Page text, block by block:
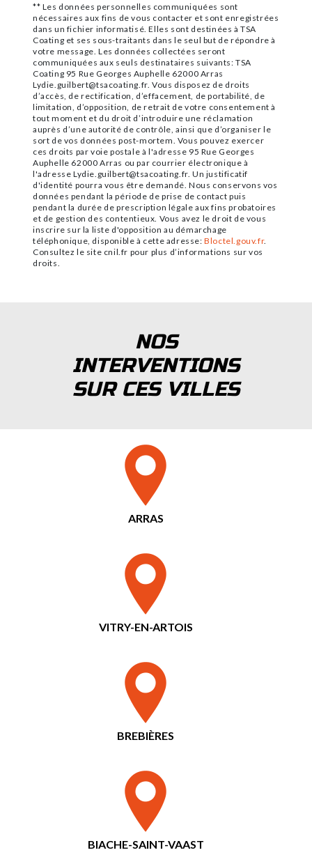
** Les données personnelles communiquées sont
nécessaires aux fins de vous contacter et sont enregistrées
dans un fichier informatisé. Elles sont destinées à TSA
Coating et ses sous-traitants dans le seul but de répondre à
votre message. Les données collectées seront
communiquées aux seuls destinataires suivants: TSA
Coating 95 Rue Georges Auphelle 62000 Arras
Lydie.guilbert@tsacoating.fr. Vous disposez de droits
d’accès, de rectification, d’effacement, de portabilité, de
limitation, d’opposition, de retrait de votre consentement à
tout moment et du droit d’introduire une réclamation
auprès d’une autorité de contrôle, ainsi que d’organiser le
sort de vos données post-mortem. Vous pouvez exercer
ces droits par voie postale à l'adresse 95 Rue Georges
Auphelle 62000 Arras ou par courrier électronique à
l'adresse Lydie.guilbert@tsacoating.fr. Un justificatif
d'identité pourra vous être demandé. Nous conservons vos
données pendant la période de prise de contact puis
pendant la durée de prescription légale aux fins probatoires
et de gestion des contentieux. Vous avez le droit de vous
inscrire sur la liste d'opposition au démarchage
téléphonique, disponible à cette adresse:Bloctel.gouv.fr.
Consultez le site cnil.fr pour plus d’informations sur vos
droits.
NOS
INTERVENTIONS
SUR CES VILLES
ARRAS
VITRY-EN-ARTOIS
BREBIÈRES
BIACHE-SAINT-VAAST